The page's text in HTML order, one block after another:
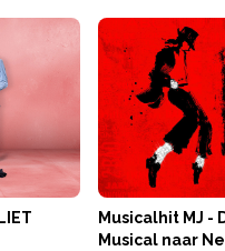
Musicalhit MJ -
Musical naar